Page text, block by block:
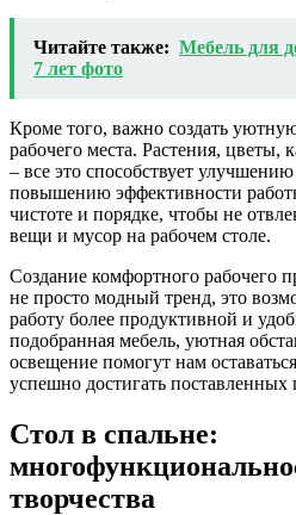
Читайте также: Мебель для
7 лет фото
Кроме того, важно создать
рабочего места. Растения,
– все это способствует
повышению эффективности
чистоте и порядке, чтобы не
вещи и мусор на рабочем столе.
Создание комфортного рабочего
не просто модный тренд, это
работу более продуктивной и
подобранная мебель, уютная
освещение помогут нам
успешно достигать поставленных
Стол в спальне:
творчества